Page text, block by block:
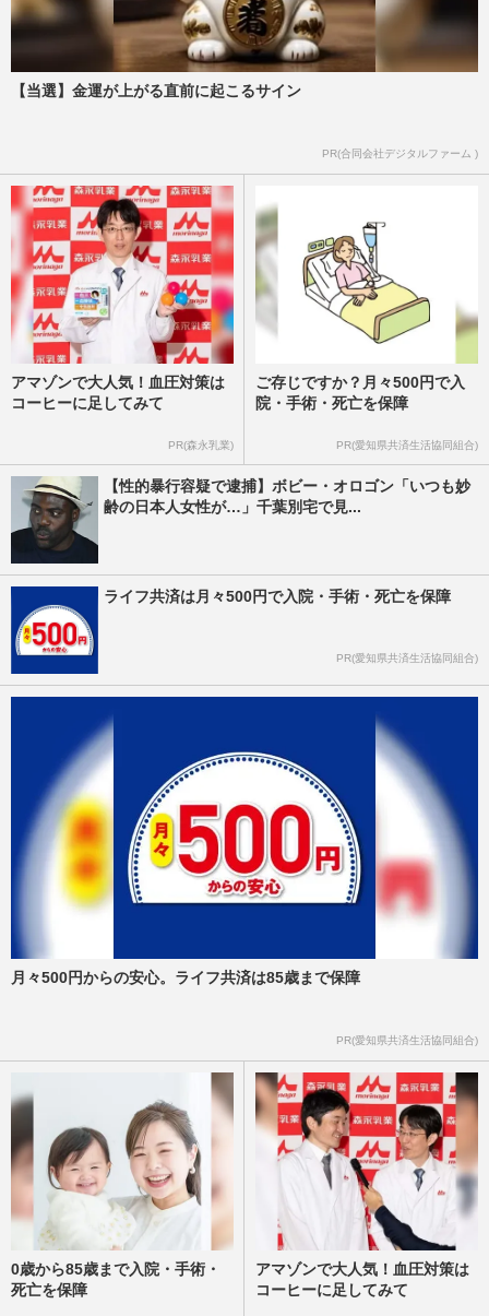
【当選】金運が上がる直前に起こるサイン
PR(合同会社デジタルファーム )
アマゾンで大人気！血圧対策は
コーヒーに足してみて
PR(森永乳業)
ご存じですか？月々500円で入
院・手術・死亡を保障
PR(愛知県共済生活協同組合)
【性的暴行容疑で逮捕】ボビー・オロゴン「いつも妙
齢の日本人女性が…」千葉別宅で見...
ライフ共済は月々500円で入院・手術・死亡を保障
PR(愛知県共済生活協同組合)
月々500円からの安心。ライフ共済は85歳まで保障
PR(愛知県共済生活協同組合)
0歳から85歳まで入院・手術・
死亡を保障
アマゾンで大人気！血圧対策は
コーヒーに足してみて